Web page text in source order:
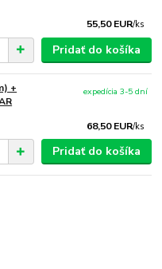
55,50 EUR/ks
Pridať do košíka
+
68,50 EUR/ks
expedícia 3-5 dní
Pridať do košíka